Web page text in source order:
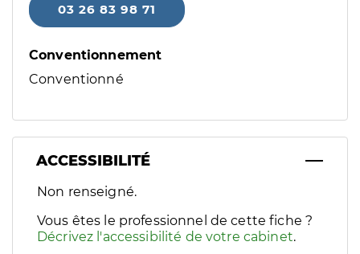
03 26 83 98 71
Conventionnement
Conventionné
ACCESSIBILITÉ
Filtres
Sélectionnez un ou plusieurs handicaps/besoins
Non renseigné.
Vous êtes le professionnel de cette fiche ?
Décrivez l'accessibilité de votre cabinet.